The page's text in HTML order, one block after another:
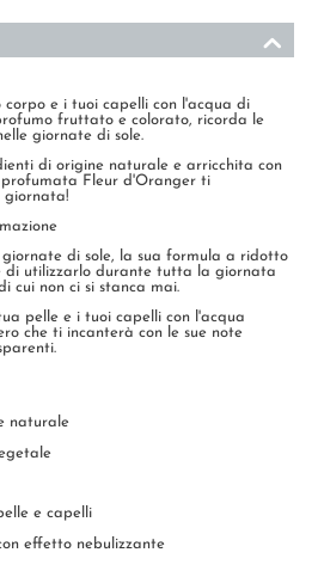
e i tuoi capelli con l'acqua di
fruttato e colorato, ricorda le
giornate di sole.
di origine naturale e arricchita con
Fleur d'Oranger ti
giornata!
giornate di sole, la sua formula a ridotto
di utilizzarlo durante tutta la giornata
cui non ci si stanca mai.
pelle e i tuoi capelli con l'acqua
che ti incanterà con le sue note
naturale
e capelli
effetto nebulizzante